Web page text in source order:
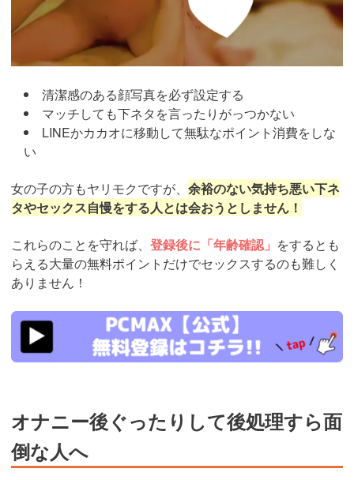
清潔感のある顔写真を必ず設定する
マッチしても下ネタを言ったりがっつかない
LINEかカカオに移動して無駄なポイント消費をしな
い
女の子の方もヤリモクですが、 余裕のない気持ち悪い下ネ
タやセックス自慢をする人とは会おうとしません！
これらのことを守れば、 登録後に「年齢確認」 をするとも
らえる大量の無料ポイントだけでセックスするのも難しく
ありません！
https://pcmax.jp/lp/?
ad_id=rm327007
オナニー後ぐったりして後処理すら面
倒な人へ